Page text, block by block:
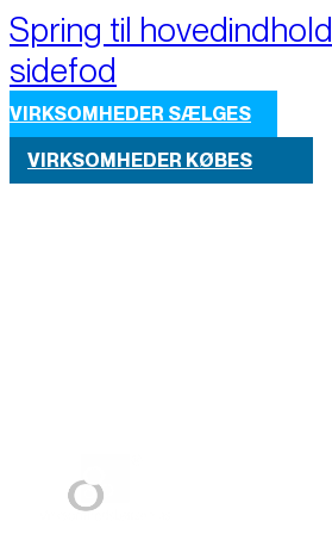
Spring til hovedindhold
sidefod
VIRKSOMHEDER SÆLGES
VIRKSOMHEDER KØBES